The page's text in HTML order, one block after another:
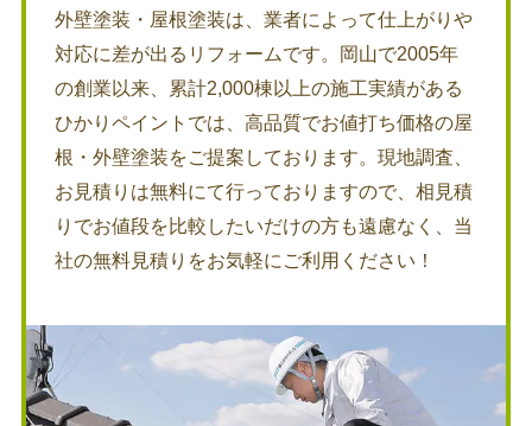
外壁塗装・屋根塗装は、業者によって仕上がりや
対応に差が出るリフォームです。岡山で2005年
の創業以来、累計2,000棟以上の施工実績がある
ひかりペイントでは、高品質でお値打ち価格の屋
根・外壁塗装をご提案しております。現地調査、
お見積りは無料にて行っておりますので、相見積
りでお値段を比較したいだけの方も遠慮なく、当
社の無料見積りをお気軽にご利用ください！